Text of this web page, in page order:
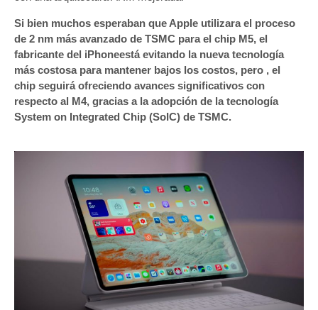
Si bien muchos esperaban que Apple utilizara el proceso
de 2 nm más avanzado de TSMC para el chip M5, el
fabricante del iPhoneestá evitando la nueva tecnología
más costosa para mantener bajos los costos, pero , el
chip seguirá ofreciendo avances significativos con
respecto al M4, gracias a la adopción de la tecnología
System on Integrated Chip (SoIC) de TSMC.